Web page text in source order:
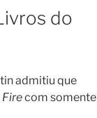
do
admitiu que
Firecom somente